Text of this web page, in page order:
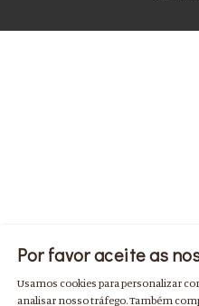
Por favor aceite as
Usamos cookies para personalizar
analisar nosso tráfego. Também